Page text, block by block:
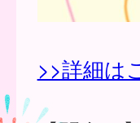
>>詳細は